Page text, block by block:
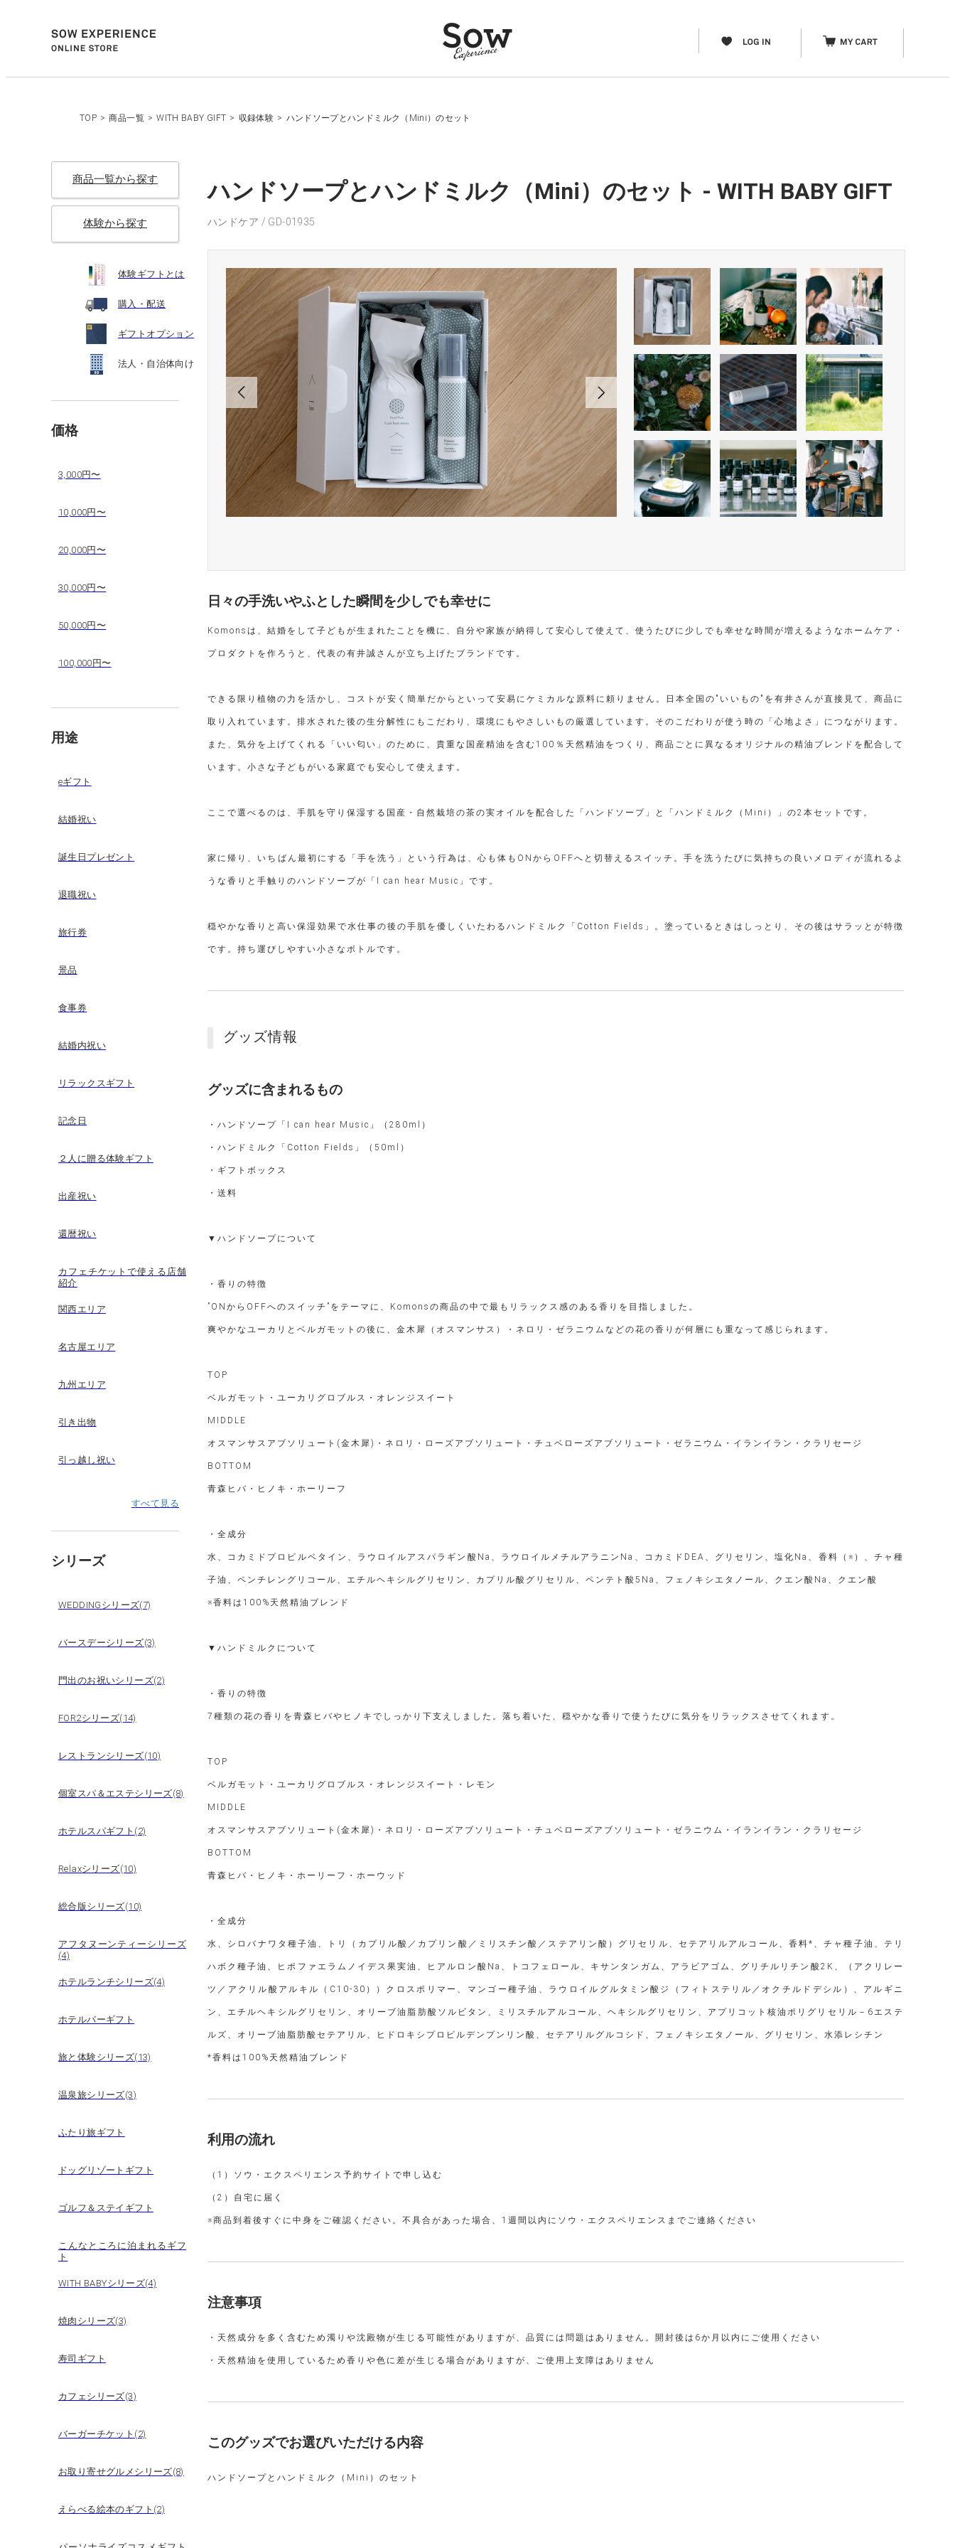
TOP > 商品一覧 > WITH BABY GIFT > 収録体験 > ハンドソープとハンドミルク（Mini）のセット
商品一覧から探す
体験から探す
体験ギフトとは
購入・配送
ギフトオプション
法人・自治体向け
価格
3,000円〜
10,000円〜
20,000円〜
30,000円〜
50,000円〜
100,000円〜
用途
eギフト
結婚祝い
誕生日プレゼント
退職祝い
旅行券
景品
食事券
結婚内祝い
リラックスギフト
記念日
２人に贈る体験ギフト
出産祝い
還暦祝い
カフェチケットで使える店舗
紹介
関西エリア
名古屋エリア
九州エリア
引き出物
引っ越し祝い
すべて見る
シリーズ
WEDDINGシリーズ(7)
バースデーシリーズ(3)
門出のお祝いシリーズ(2)
FOR2シリーズ(14)
レストランシリーズ(10)
個室スパ＆エステシリーズ(8)
ホテルスパギフト(2)
Relaxシリーズ(10)
総合版シリーズ(10)
アフタヌーンティーシリーズ
(4)
ホテルランチシリーズ(4)
ホテルバーギフト
旅と体験シリーズ(13)
温泉旅シリーズ(3)
ふたり旅ギフト
ドッグリゾートギフト
ゴルフ＆ステイギフト
こんなところに泊まれるギフ
ト
WITH BABYシリーズ(4)
焼肉シリーズ(3)
寿司ギフト
カフェシリーズ(3)
バーガーチケット(2)
お取り寄せグルメシリーズ(8)
えらべる絵本のギフト(2)
ハンドソープとハンドミルク（Mini）のセット - WITH BABY GIFT
ハンドケア / GD-01935
日々の手洗いやふとした瞬間を少しでも幸せに
Komonsは、結婚をして子どもが生まれたことを機に、自分や家族が納得して安心して使えて、使うたびに少しでも幸せな時間が増えるようなホームケア・
プロダクトを作ろうと、代表の有井誠さんが立ち上げたブランドです。
できる限り植物の力を活かし、コストが安く簡単だからといって安易にケミカルな原料に頼りません。日本全国の"いいもの"を有井さんが直接見て、商品に
取り入れています。排水された後の生分解性にもこだわり、環境にもやさしいもの厳選しています。そのこだわりが使う時の「心地よさ」につながります。
また、気分を上げてくれる「いい匂い」のために、貴重な国産精油を含む100％天然精油をつくり、商品ごとに異なるオリジナルの精油ブレンドを配合して
います。小さな子どもがいる家庭でも安心して使えます。
ここで選べるのは、手肌を守り保湿する国産・自然栽培の茶の実オイルを配合した「ハンドソープ」と「ハンドミルク（Mini）」の2本セットです。
家に帰り、いちばん最初にする「手を洗う」という行為は、心も体もONからOFFへと切替えるスイッチ。手を洗うたびに気持ちの良いメロディが流れるよ
うな香りと手触りのハンドソープが「I can hear Music」です。
穏やかな香りと高い保湿効果で水仕事の後の手肌を優しくいたわるハンドミルク「Cotton Fields」。塗っているときはしっとり、その後はサラッとが特徴
です。持ち運びしやすい小さなボトルです。
グッズ情報
グッズに含まれるもの
・ハンドソープ「I can hear Music」（280ml）
・ハンドミルク「Cotton Fields」（50ml）
・ギフトボックス
・送料
▼ハンドソープについて
・香りの特徴
”ONからOFFへのスイッチ”をテーマに、Komonsの商品の中で最もリラックス感のある香りを目指しました。
爽やかなユーカリとベルガモットの後に、金木犀（オスマンサス）・ネロリ・ゼラニウムなどの花の香りが何層にも重なって感じられます。
TOP
ベルガモット・ユーカリグロブルス・オレンジスイート
MIDDLE
オスマンサスアブソリュート(金木犀)・ネロリ・ローズアブソリュート・チュベローズアブソリュート・ゼラニウム・イランイラン・クラリセージ
BOTTOM
青森ヒバ・ヒノキ・ホーリーフ
・全成分
水、コカミドプロピルベタイン、ラウロイルアスパラギン酸Na、ラウロイルメチルアラニンNa、コカミドDEA、グリセリン、塩化Na、香料（※）、チャ種
子油、ペンチレングリコール、エチルヘキシルグリセリン、カプリル酸グリセリル、ペンテト酸5Na、フェノキシエタノール、クエン酸Na、クエン酸
※香料は100%天然精油ブレンド
▼ハンドミルクについて
・香りの特徴
7種類の花の香りを青森ヒバやヒノキでしっかり下支えしました。落ち着いた、穏やかな香りで使うたびに気分をリラックスさせてくれます。
TOP
ベルガモット・ユーカリグロブルス・オレンジスイート・レモン
MIDDLE
オスマンサスアブソリュート(金木犀)・ネロリ・ローズアブソリュート・チュベローズアブソリュート・ゼラニウム・イランイラン・クラリセージ
BOTTOM
青森ヒバ・ヒノキ・ホーリーフ・ホーウッド
・全成分
水、シロバナワタ種子油、トリ（カプリル酸／カプリン酸／ミリスチン酸／ステアリン酸）グリセリル、セテアリルアルコール、香料*、チャ種子油、テリ
ハボク種子油、ヒポファエラムノイデス果実油、ヒアルロン酸Na、トコフェロール、キサンタンガム、アラビアゴム、グリチルリチン酸2K、（アクリレー
ツ／アクリル酸アルキル（C10-30））クロスポリマー、マンゴー種子油、ラウロイルグルタミン酸ジ（フィトステリル／オクチルドデシル）、アルギニ
ン、エチルヘキシルグリセリン、オリーブ油脂肪酸ソルビタン、ミリスチルアルコール、ヘキシルグリセリン、アプリコット核油ポリグリセリル－6エステ
ルズ、オリーブ油脂肪酸セテアリル、ヒドロキシプロピルデンプンリン酸、セテアリルグルコシド、フェノキシエタノール、グリセリン、水添レシチン
*香料は100%天然精油ブレンド
利用の流れ
（1）ソウ・エクスペリエンス予約サイトで申し込む
（2）自宅に届く
※商品到着後すぐに中身をご確認ください。不具合があった場合、1週間以内にソウ・エクスペリエンスまでご連絡ください
注意事項
・天然成分を多く含むため濁りや沈殿物が生じる可能性がありますが、品質には問題はありません。開封後は6か月以内にご使用ください
・天然精油を使用しているため香りや色に差が生じる場合がありますが、ご使用上支障はありません
このグッズでお選びいただける内容
ハンドソープとハンドミルク（Mini）のセット